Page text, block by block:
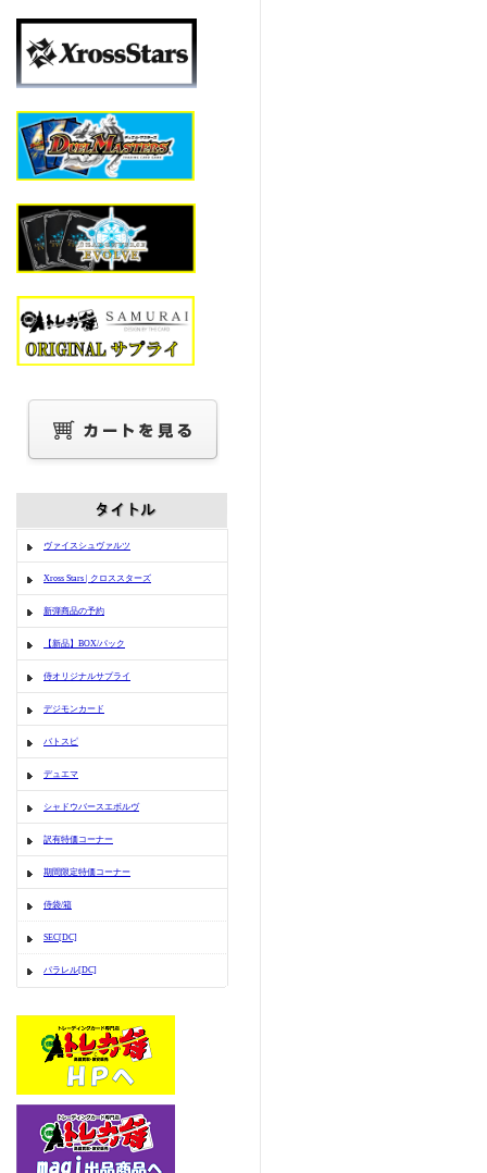
ヴァイスシュヴァルツ
Xross Stars | クロススターズ
新弾商品の予約
【新品】BOX/パック
侍オリジナルサプライ
デジモンカード
バトスピ
デュエマ
シャドウバースエボルヴ
訳有特価コーナー
期間限定特価コーナー
侍袋/箱
SEC[DC]
パラレル[DC]